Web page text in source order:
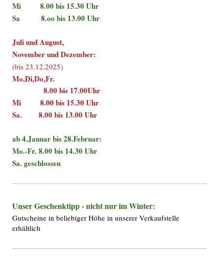
Mi 8.00 bis 15.30 Uhr
Sa 8.oo bis 13.00 Uhr
Juli und August,
November und Dezember:
(bis 23.12.2025)
Mo,Di,Do,Fr.
8.00 bis 17.00Uhr
Mi 8.00 bis 15.30 Uhr
Sa. 8.00 bis 13.00 Uhr
ab 4.Januar bis 28.Februar:
Mo.-Fr. 8.00 bis 14.30 Uhr
Sa. geschlossen
Unser Geschenktipp - nicht nur im Winter:
Gutscheine in beliebiger Höhe in unserer Verkaufstelle
erhältlich